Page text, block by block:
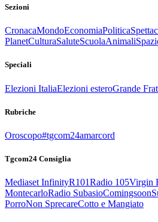
Sezioni
CronacaMondoEconomiaPolitica
PlanetCulturaSaluteScuolaAnimali
Speciali
Elezioni ItaliaElezioni esteroGrande
Rubriche
Oroscopo#tgcom24amarcord
Tgcom24 Consiglia
Mediaset InfinityR101Radio 105Virgin
MontecarloRadio SubasioComingsoon
PorroNon SprecareCotto e Mangiato